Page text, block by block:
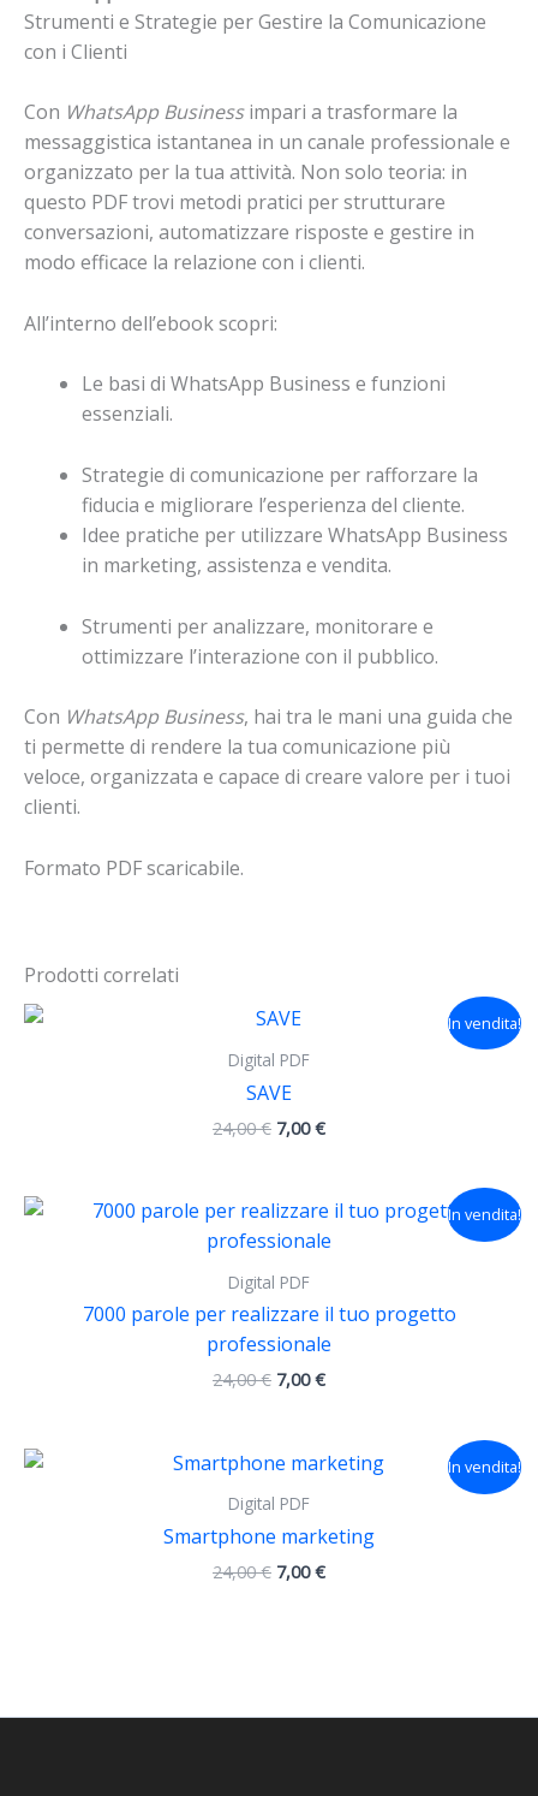
Strumenti e Strategie per Gestire la Comunicazione
con i Clienti
Con WhatsApp Businessimpari a trasformare la
messaggistica istantanea in un canale professionale e
organizzato per la tua attività. Non solo teoria: in
questo PDF trovi metodi pratici per strutturare
conversazioni, automatizzare risposte e gestire in
modo efficace la relazione con i clienti.
All’interno dell’ebook scopri:
Le basi di WhatsApp Business e funzioni
essenziali.
Strategie di comunicazione per rafforzare la
fiducia e migliorare l’esperienza del cliente.
Idee pratiche per utilizzare WhatsApp Business
in marketing, assistenza e vendita.
Strumenti per analizzare, monitorare e
ottimizzare l’interazione con il pubblico.
Con WhatsApp Business, hai tra le mani una guida che
ti permette di rendere la tua comunicazione più
veloce, organizzata e capace di creare valore per i tuoi
clienti.
Formato PDF scaricabile.
Prodotti correlati
In vendita!
Digital PDF
SAVE
24,00€
Il
originale
24,00 €.
7,00€
In vendita!
Digital PDF
7000 parole per realizzare il tuo progetto
professionale
24,00€
Il
originale
24,00 €.
7,00€
Il
attuale
In vendita!
Digital PDF
Smartphone marketing
24,00€
Il
originale
24,00 €.
7,00€
Il
prezzo
7,00 €.